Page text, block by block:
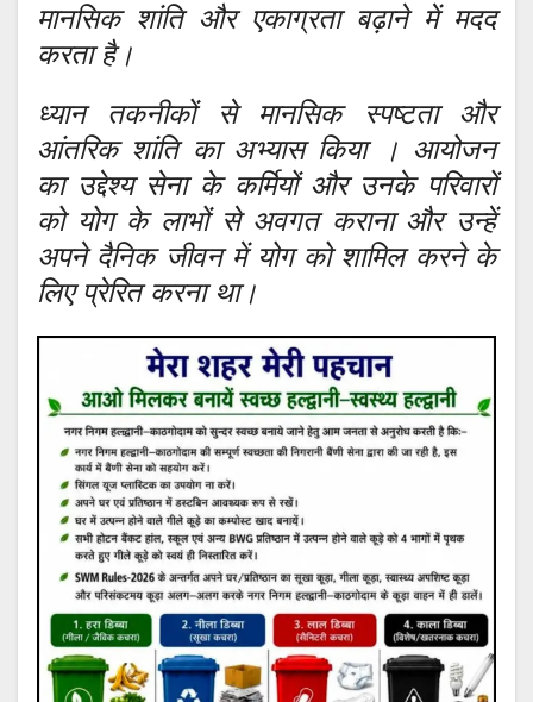
मानसिक शांति और एकाग्रता बढ़ाने में मदद
करता है।
ध्यान तकनीकों से मानसिक स्पष्टता और
आंतरिक शांति का अभ्यास किया । आयोजन
का उद्देश्य सेना के कर्मियों और उनके परिवारों
को योग के लाभों से अवगत कराना और उन्हें
अपने दैनिक जीवन में योग को शामिल करने के
लिए प्रेरित करना था।